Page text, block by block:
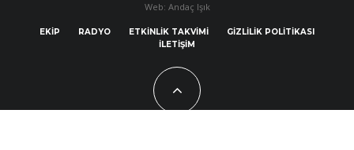
Web: Andaç Işık
EKIP RADYO ETKINLIK TAKVIMI
GIZLILIK POLITIKASI
İLETIŞIM